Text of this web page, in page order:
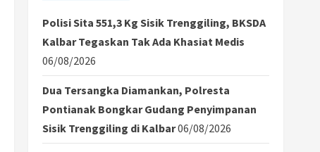
Polisi Sita 551,3 Kg Sisik Trenggiling, BKSDA
Kalbar Tegaskan Tak Ada Khasiat Medis
06/08/2026
Dua Tersangka Diamankan, Polresta
Pontianak Bongkar Gudang Penyimpanan
Sisik Trenggiling di Kalbar06/08/2026